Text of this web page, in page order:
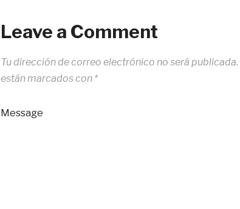
Leave a Comment
Tu dirección de correo electrónico no será publicada.
están marcados con *
Message